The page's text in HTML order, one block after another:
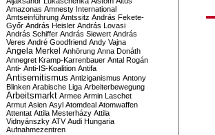
Amazonas Amnesty International
Amtseinführung Amtssitz András Fekete-
Győr András Heisler András Lovasi
András Schiffer András Siewert András
Veres André Goodfriend Andy Vajna
Angela Merkel Anhörung Anna Donáth
Annegret Kramp-Karrenbauer Antal Rogán
Anti- Anti-IS-Koalition Antifa
Antisemitismus Antiziganismus Antony
Blinken Arabische Liga Arbeiterbewegung
Arbeitsmarkt Armee Armin Laschet
Armut Asien Asyl Atomdeal Atomwaffen
Attentat Attila Mesterházy Attila
Vidnyánszky ATV Audi Hungaria
Aufnahmezentren